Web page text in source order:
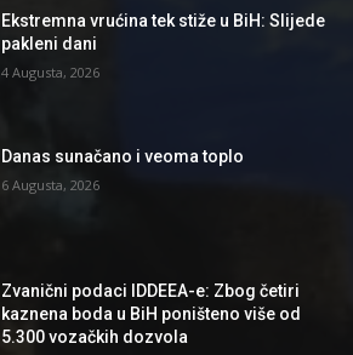
Ekstremna vrućina tek stiže u BiH: Slijede
pakleni dani
4 Augusta, 2026
Danas sunačano i veoma toplo
6 Augusta, 2026
Zvanični podaci IDDEEA-e: Zbog četiri
kaznena boda u BiH poništeno više od
5.300 vozačkih dozvola